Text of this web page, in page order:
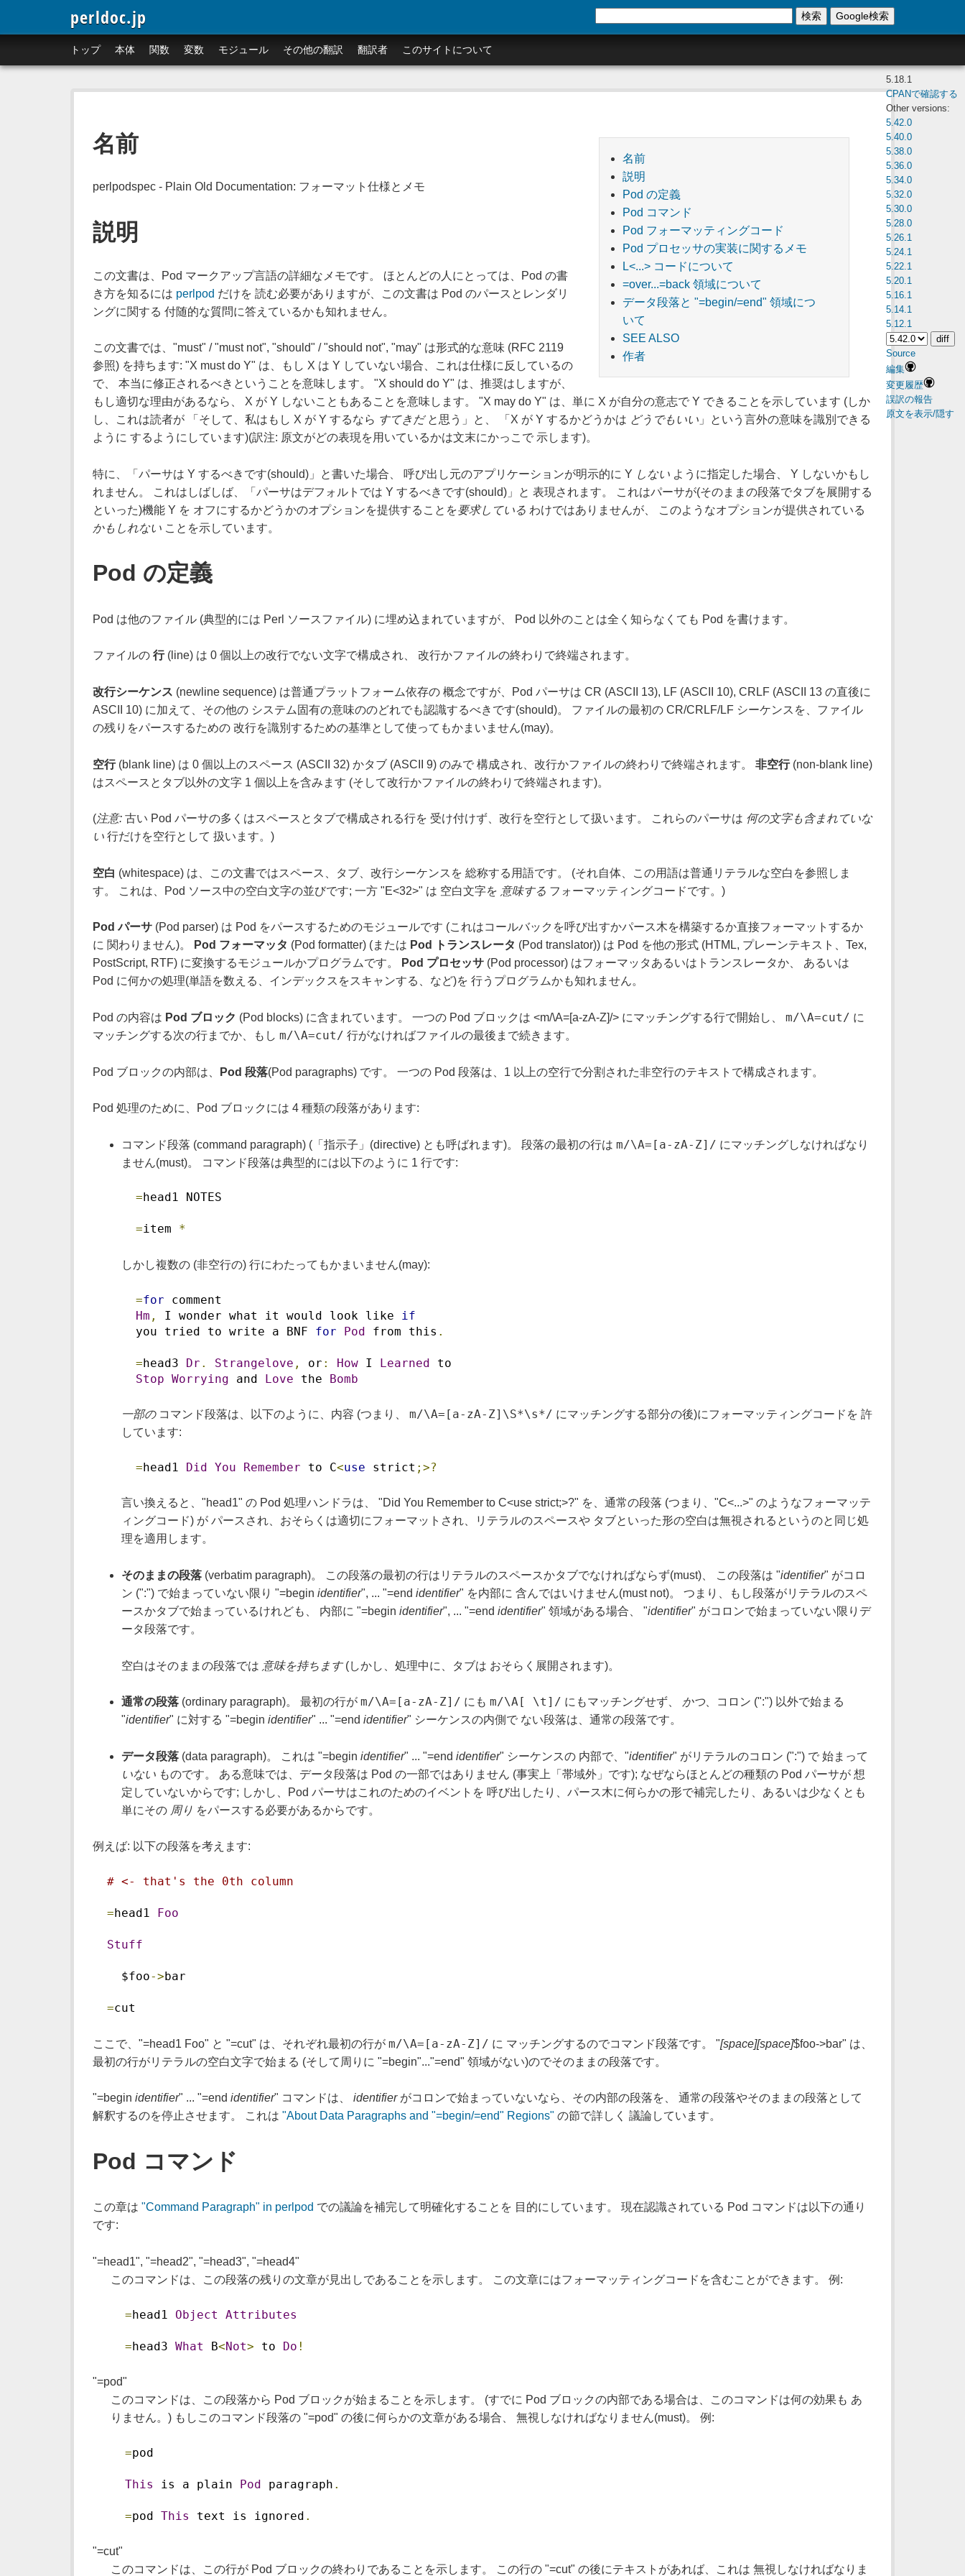
perldoc.jp
トップ 本体 関数 変数 モジュール その他の翻訳 翻訳者 このサイトについて
検索 Google検索
5.18.1
CPANで確認する
Other versions:
5.42.0
5.40.0
5.38.0
5.36.0
5.34.0
5.32.0
5.30.0
5.28.0
5.26.1
5.24.1
5.22.1
5.20.1
5.16.1
5.14.1
5.12.1
Source
編集
変更履歴
誤訳の報告
原文を表示/隠す
名前
説明
Pod の定義
Pod コマンド
Pod フォーマッティングコード
Pod プロセッサの実装に関するメモ
L<...> コードについて
=over...=back 領域について
データ段落と "=begin/=end" 領域につ
いて
SEE ALSO
作者
名前
perlpodspec - Plain Old Documentation: フォーマット仕様とメモ
説明
この文書は、Pod マークアップ言語の詳細なメモです。 ほとんどの人にとっては、Pod の書
き方を知るには perlpod だけを 読む必要がありますが、この文書は Pod のパースとレンダリ
ングに関する 付随的な質問に答えているかも知れません。
この文書では、"must" / "must not", "should" / "should not", "may" は形式的な意味 (RFC 2119
参照) を持ちます: "X must do Y" は、もし X は Y していない場合、これは仕様に反しているの
で、 本当に修正されるべきということを意味します。 "X should do Y" は、推奨はしますが、
もし適切な理由があるなら、 X が Y しないこともあることを意味します。 "X may do Y" は、単に X が自分の意志で Y できることを示しています (しか
し、これは読者が 「そして、私はもし X が Y するなら すてきだと思う」と、 「X が Y するかどうかは どうでもいい」という言外の意味を識別できる
ように するようにしています)(訳注: 原文がどの表現を用いているかは文末にかっこで 示します)。
特に、「パーサは Y するべきです(should)」と書いた場合、 呼び出し元のアプリケーションが明示的に Y しないように指定した場合、 Y しないかもし
れません。 これはしばしば、「パーサはデフォルトでは Y するべきです(should)」と 表現されます。 これはパーサが(そのままの段落でタブを展開する
といった)機能 Y を オフにするかどうかのオプションを提供することを要求している わけではありませんが、 このようなオプションが提供されている
かもしれないことを示しています。
Pod の定義
Pod は他のファイル (典型的には Perl ソースファイル) に埋め込まれていますが、 Pod 以外のことは全く知らなくても Pod を書けます。
ファイルの 行(line) は 0 個以上の改行でない文字で構成され、 改行かファイルの終わりで終端されます。
改行シーケンス (newline sequence) は普通プラットフォーム依存の 概念ですが、Pod パーサは CR (ASCII 13), LF (ASCII 10), CRLF (ASCII 13 の直後に
ASCII 10) に加えて、その他の システム固有の意味ののどれでも認識するべきです(should)。 ファイルの最初の CR/CRLF/LF シーケンスを、ファイル
の残りをパースするための 改行を識別するための基準として使ってもかまいません(may)。
空行(blank line) は 0 個以上のスペース (ASCII 32) かタブ (ASCII 9) のみで 構成され、改行かファイルの終わりで終端されます。 非空行(non-blank line)
はスペースとタブ以外の文字 1 個以上を含みます (そして改行かファイルの終わりで終端されます)。
(注意:古い Pod パーサの多くはスペースとタブで構成される行を 受け付けず、改行を空行として扱います。 これらのパーサは 何の文字も含まれていな
い行だけを空行として 扱います。)
空白 (whitespace) は、この文書ではスペース、タブ、改行シーケンスを 総称する用語です。 (それ自体、この用語は普通リテラルな空白を参照しま
す。 これは、Pod ソース中の空白文字の並びです; 一方 "E<32>" は 空白文字を 意味する フォーマッティングコードです。)
Pod パーサ(Pod parser) は Pod をパースするためのモジュールです (これはコールバックを呼び出すかパース木を構築するか直接フォーマットするか
に 関わりません)。
Pod フォーマッタ (Pod formatter) (または Pod トランスレータ (Pod translator)) は Pod を他の形式 (HTML, プレーンテキスト、Tex,
PostScript, RTF) に変換するモジュールかプログラムです。
Pod プロセッサ(Pod processor) はフォーマッタあるいはトランスレータか、 あるいは
Pod に何かの処理(単語を数える、インデックスをスキャンする、など)を 行うプログラムかも知れません。
Pod の内容は Pod ブロック (Pod blocks) に含まれています。 一つの Pod ブロックは <m/\A=[a-zA-Z]/> にマッチングする行で開始し、 m/\A=cut/ に
マッチングする次の行までか、もし m/\A=cut/ 行がなければファイルの最後まで続きます。
Pod ブロックの内部は、 Pod 段落(Pod paragraphs) です。 一つの Pod 段落は、1 以上の空行で分割された非空行のテキストで構成されます。
Pod 処理のために、Pod ブロックには 4 種類の段落があります:
コマンド段落 (command paragraph) (「指示子」(directive) とも呼ばれます)。 段落の最初の行は m/\A=[a-zA-Z]/ にマッチングしなければなり
ません(must)。 コマンド段落は典型的には以下のように 1 行です:
= head1 NOTES
=item *
しかし複数の (非空行の) 行にわたってもかまいません(may):
=for comment
Hm , I wonder what it would look like
if
you tried to write a BNF for Pod from this .
=head3 Dr . Strangelove , or : How I Learned to
Stop Worrying and Love the Bomb
一部のコマンド段落は、以下のように、内容 (つまり、 m/\A=[a-zA-Z]\S*\s*/ にマッチングする部分の後)にフォーマッティングコードを 許
しています:
=head1 Did You Remember to C<use strict ;>?
言い換えると、"head1" の Pod 処理ハンドラは、 "Did You Remember to C<use strict;>?" を、通常の段落 (つまり、"C<...>" のようなフォーマッテ
ィングコード) が パースされ、おそらくは適切にフォーマットされ、リテラルのスペースや タブといった形の空白は無視されるというのと同じ処
理を適用します。
そのままの段落(verbatim paragraph)。 この段落の最初の行はリテラルのスペースかタブでなければならず(must)、 この段落は "identifier" がコロ
ン (":") で始まっていない限り "=begin identifier", ... "=end identifier" を内部に 含んではいけません(must not)。 つまり、もし段落がリテラルのスペ
ースかタブで始まっているけれども、 内部に "=begin identifier", ... "=end identifier" 領域がある場合、 "identifier" がコロンで始まっていない限りデ
ータ段落です。
空白はそのままの段落では 意味を持ちます(しかし、処理中に、タブは おそらく展開されます)。
通常の段落(ordinary paragraph)。 最初の行が m/\A=[a-zA-Z]/ にも m/\A[ \t]/ にもマッチングせず、 かつ、コロン (":") 以外で始まる
"identifier" に対する "=begin identifier" ... "=end identifier" シーケンスの内側で ない段落は、通常の段落です。
データ段落(data paragraph)。 これは "=begin identifier" ... "=end identifier" シーケンスの 内部で、"identifier" がリテラルのコロン (":") で 始まって
いないものです。 ある意味では、データ段落は Pod の一部ではありません (事実上「帯域外」です); なぜならほとんどの種類の Pod パーサが 想
定していないからです; しかし、Pod パーサはこれのためのイベントを 呼び出したり、パース木に何らかの形で補完したり、あるいは少なくとも
単にその 周り をパースする必要があるからです。
例えば: 以下の段落を考えます:
# <- that's the 0th column
=head1 Foo
Stuff
$foo->bar
=cut
ここで、"=head1 Foo" と "=cut" は、それぞれ最初の行が m/\A=[a-zA-Z]/ に マッチングするのでコマンド段落です。 "[space][space]$foo->bar" は、
最初の行がリテラルの空白文字で始まる (そして周りに "=begin"..."=end" 領域がない)のでそのままの段落です。
"=begin identifier" ... "=end identifier" コマンドは、 identifierがコロンで始まっていないなら、その内部の段落を、 通常の段落やそのままの段落として
解釈するのを停止させます。 これは "About Data Paragraphs and "=begin/=end" Regions" の節で詳しく 議論しています。
Pod コマンド
この章は "Command Paragraph" in perlpod での議論を補完して明確化することを 目的にしています。 現在認識されている Pod コマンドは以下の通り
です:
"=head1", "=head2", "=head3", "=head4"
このコマンドは、この段落の残りの文章が見出しであることを示します。 この文章にはフォーマッティングコードを含むことができます。 例:
=head1 Object Attributes
=head3 What B<Not> to Do !
"=pod"
このコマンドは、この段落から Pod ブロックが始まることを示します。 (すでに Pod ブロックの内部である場合は、このコマンドは何の効果も あ
りません。) もしこのコマンド段落の "=pod" の後に何らかの文章がある場合、 無視しなければなりません(must)。 例:
=pod
This is a plain Pod paragraph .
=pod This text is ignored .
"=cut"
このコマンドは、この行が Pod ブロックの終わりであることを示します。 この行の "=cut" の後にテキストがあれば、これは 無視しなければなりま